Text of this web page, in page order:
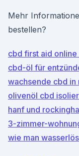
Mehr
bestellen?
cbd first aid online
cbd-öl für
wachsende cbd in
olivenöl cbd
hanf und
3-zimmer-
wie man